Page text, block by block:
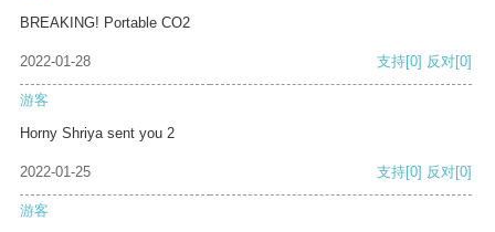
BREAKING! Portable CO2
2022-01-28 支持[0] 反对[0]
游客
Horny Shriya sent you 2
2022-01-25 支持[0] 反对[0]
游客